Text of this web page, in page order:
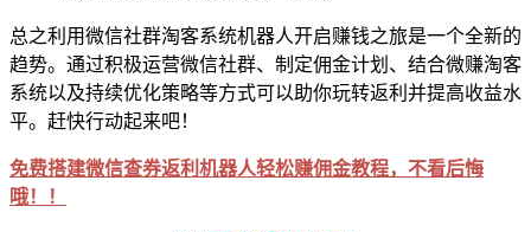
总之利用微信社群淘客系统机器人开启赚钱之旅是一个全新的
趋势。通过积极运营微信社群、制定佣金计划、结合微赚淘客
系统以及持续优化策略等方式可以助你玩转返利并提高收益水
平。赶快行动起来吧！
免费搭建微信查券返利机器人轻松赚佣金教程，不看后悔
哦！！